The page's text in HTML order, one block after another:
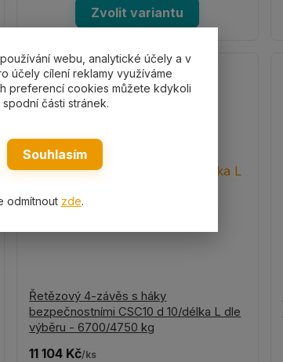
Zvolit variantu
Řetězový 4-závěs s háky
bezpečnostními CSC10 d 10/délka L dle
výběru - 6700/4750 kg
11 104 Kč/ks
webu, analytické účely a v
účely cílení reklamy využíváme
preferencí cookies můžete kdykoli
části stránek.
Souhlasím
odmítnout zde.